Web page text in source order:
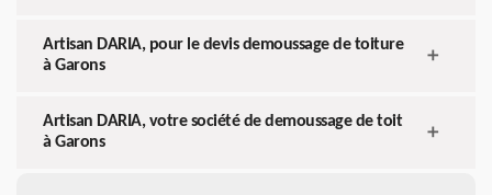
Artisan DARIA, pour le devis demoussage de toiture
à Garons
Artisan DARIA, votre société de demoussage de toit
à Garons